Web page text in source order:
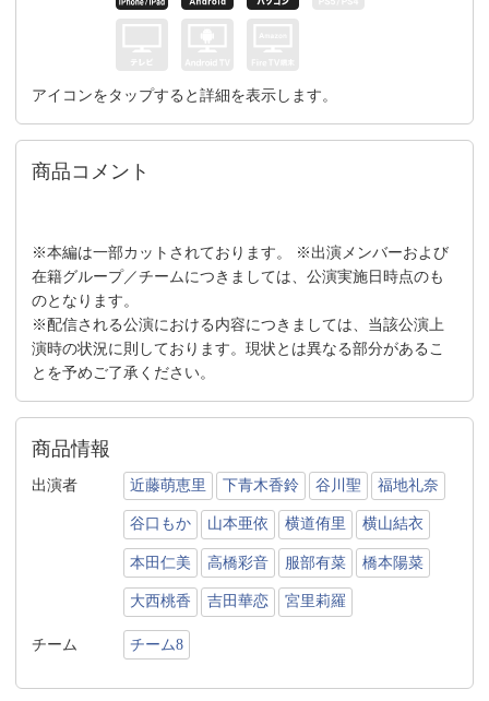
アイコンをタップすると詳細を表示します。
商品コメント
※本編は一部カットされております。 ※出演メンバーおよび
在籍グループ／チームにつきましては、公演実施日時点のも
のとなります。
※配信される公演における内容につきましては、当該公演上
演時の状況に則しております。現状とは異なる部分があるこ
とを予めご了承ください。
商品情報
出演者 近藤萌恵里 下青木香鈴 谷川聖 福地礼奈
谷口もか 山本亜依 横道侑里 横山結衣
本田仁美 高橋彩音 服部有菜 橋本陽菜
大西桃香 吉田華恋 宮里莉羅
チーム チーム8